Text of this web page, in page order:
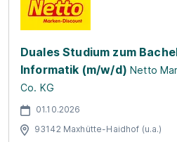
Duales Studium zum
Informatik (m/w/d) Netto
Co. KG
01.10.2026
93142 Maxhütte-Haidhof (u.a.)